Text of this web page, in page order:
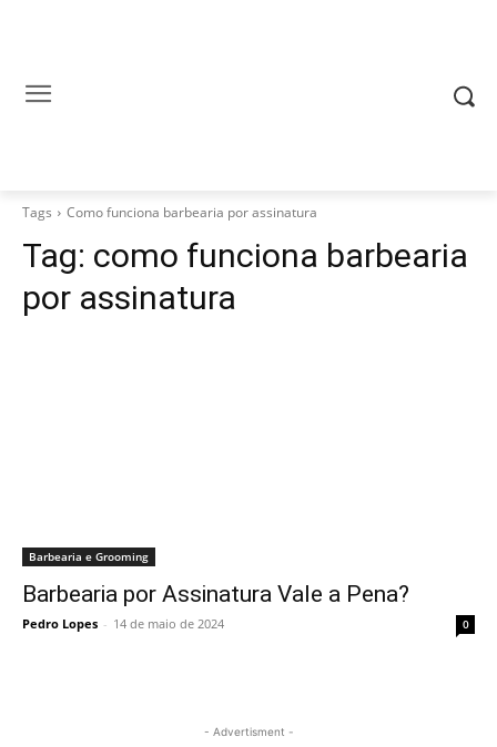
Tags Como funciona barbearia por assinatura
Tag: como funciona barbearia
por assinatura
Barbearia e Grooming
Barbearia por Assinatura Vale a Pena?
Pedro Lopes - 14 de maio de 2024 0
- Advertisment -